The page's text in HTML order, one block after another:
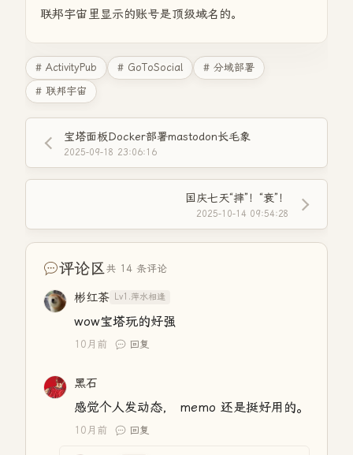
联邦宇宙里显示的账号是顶级域名的。
# ActivityPub # GoToSocial
# 分域部署
# 联邦宇宙
宝塔面板Docker部署mastodon长毛象
2025-09-18 23:06:16
国庆七天“摔”！“衰”！
2025-10-14 09:54:28
评论区共 14 条评论
彬红茶 Lv1.萍水相逢
wow宝塔玩的好强
10月前 回复
黑石
感觉个人发动态， memo 还是挺好用的。
10月前 回复